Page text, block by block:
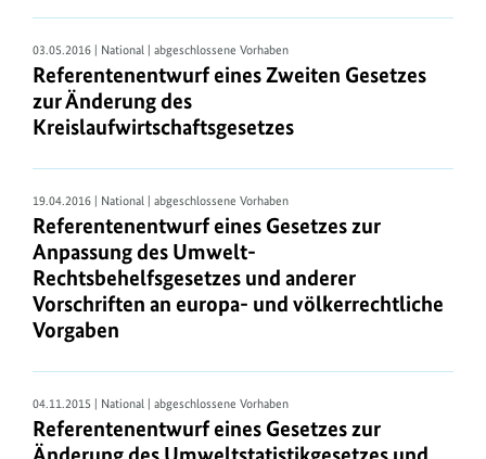
Bundes,
die
in
den
letzten
in
Kraft
getreten
sind,
erreichen
Sie
auch
über
den
Aktualitätendienst
03.05.2016 | National | abgeschlossene Vorhaben
Referentenentwurf eines Zweiten Gesetzes
zur Änderung des
Kreislaufwirtschaftsgesetzes
19.04.2016 | National | abgeschlossene Vorhaben
Referentenentwurf eines Gesetzes zur
Anpassung des Umwelt-
Rechtsbehelfsgesetzes und anderer
Vorschriften an europa- und völkerrechtliche
Vorgaben
04.11.2015 | National | abgeschlossene Vorhaben
Referentenentwurf eines Gesetzes zur